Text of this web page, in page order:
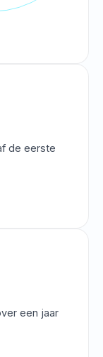
de eerste
een jaar